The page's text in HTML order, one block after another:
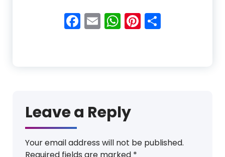
Facebook
EmailWhatsApp
Pinterest
Leave a Reply
Your email address will not be published.
Required fields are marked *